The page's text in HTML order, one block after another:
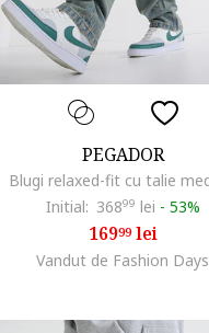
PEGADOR
Initial: 36899 lei - 53%
16999lei
Vandut de Fashion Days